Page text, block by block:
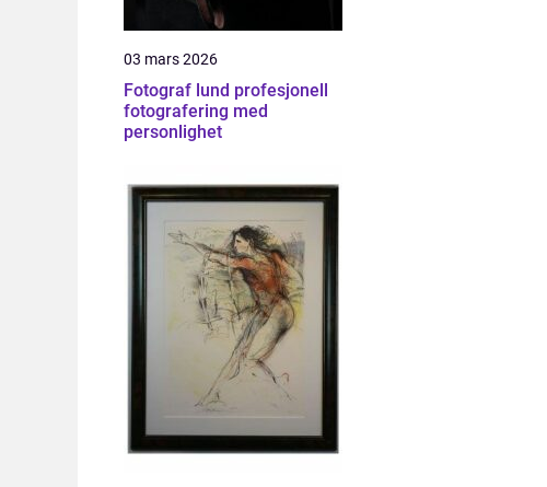
03 mars 2026
Fotograf lund profesjonell
fotografering med
personlighet